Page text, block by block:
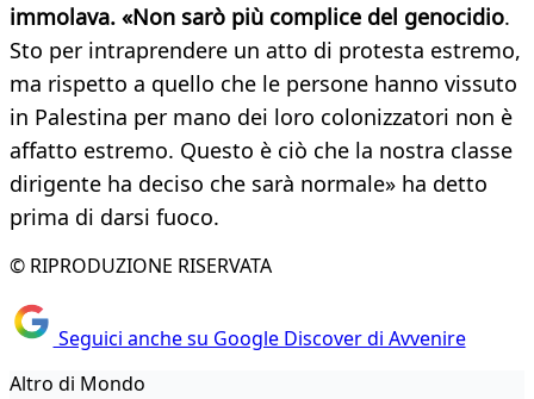
immolava. «Non sarò più complice del genocidio.
Sto per intraprendere un atto di protesta estremo,
ma rispetto a quello che le persone hanno vissuto
in Palestina per mano dei loro colonizzatori non è
affatto estremo. Questo è ciò che la nostra classe
dirigente ha deciso che sarà normale» ha detto
prima di darsi fuoco.
© RIPRODUZIONE RISERVATA
Seguici anche su Google Discover di Avvenire
Altro di Mondo